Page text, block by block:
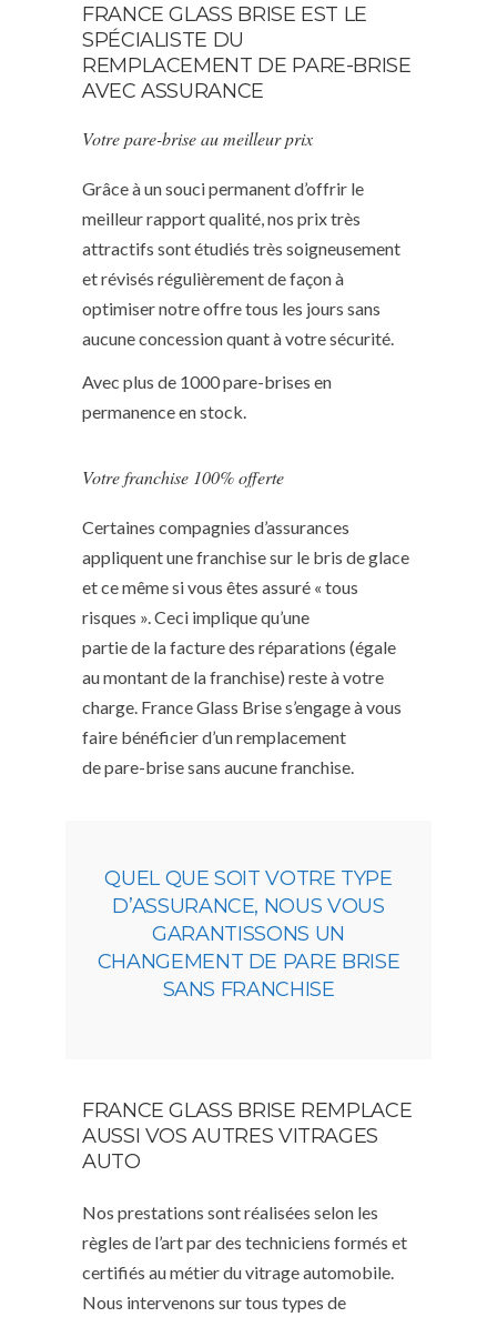
FRANCE GLASS BRISE EST LE
SPÉCIALISTE DU
REMPLACEMENT DE PARE-BRISE
AVEC ASSURANCE
Votre pare-brise au meilleur prix
Grâce à un souci permanent d’offrir le
meilleur rapport qualité, nos prix très
attractifs sont étudiés très soigneusement
et révisés régulièrement de façon à
optimiser notre offre tous les jours sans
aucune concession quant à votre sécurité.
Avec plus de 1000 pare-brises en
permanence en stock.
Votre franchise 100% offerte
Certaines compagnies d’assurances
appliquent une franchise sur le bris de glace
et ce même si vous êtes assuré « tous
risques ». Ceci implique qu’une
partie de la facture des réparations (égale
au montant de la franchise) reste à votre
charge. France Glass Brise s’engage à vous
faire bénéficier d’un remplacement
de pare-brise sans aucune franchise.
QUEL QUE SOIT VOTRE TYPE
D’ASSURANCE, NOUS VOUS
GARANTISSONS UN
CHANGEMENT DE PARE BRISE
SANS FRANCHISE
FRANCE GLASS BRISE REMPLACE
AUSSI VOS AUTRES VITRAGES
AUTO
Nos prestations sont réalisées selon les
règles de l’art par des techniciens formés et
certifiés au métier du vitrage automobile.
Nous intervenons sur tous types de